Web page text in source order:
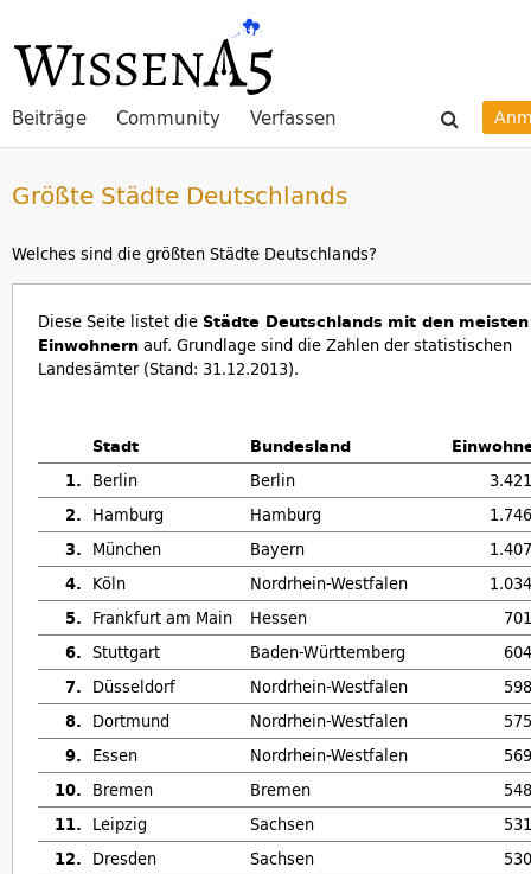
Beiträge Community Verfassen
Größte Städte Deutschlands
Welches sind die größten Städte Deutschlands?
Diese Seite listet die Städte Deutschlands mit den meisten
Einwohnern auf. Grundlage sind die Zahlen der statistischen
Landesämter (Stand: 31.12.2013).
Stadt Bundesland
1. Berlin Berlin
2. Hamburg Hamburg
3. München Bayern
4. Köln Nordrhein-Westfalen
5. Frankfurt am Main Hessen
6. Stuttgart Baden-Württemberg
7. Düsseldorf Nordrhein-Westfalen
8. Dortmund Nordrhein-Westfalen
9. Essen Nordrhein-Westfalen
10. Bremen Bremen
11. Leipzig Sachsen
12. Dresden Sachsen